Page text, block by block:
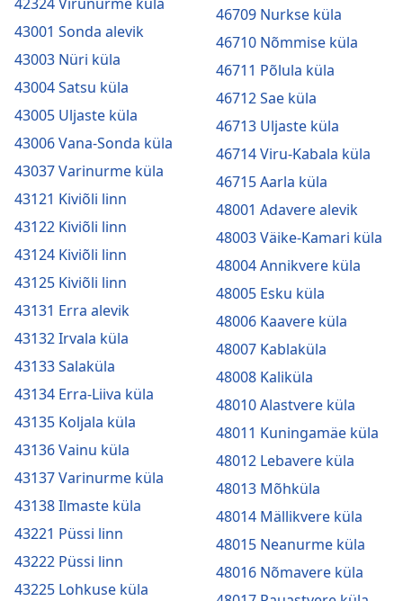
43001 Sonda alevik
43003 Nüri küla
43004 Satsu küla
43005 Uljaste küla
43006 Vana-Sonda küla
43037 Varinurme küla
43121 Kiviõli linn
43122 Kiviõli linn
43124 Kiviõli linn
43125 Kiviõli linn
43131 Erra alevik
43132 Irvala küla
43133 Salaküla
43134 Erra-Liiva küla
43135 Koljala küla
43136 Vainu küla
43137 Varinurme küla
43138 Ilmaste küla
43221 Püssi linn
43222 Püssi linn
43225 Lohkuse küla
46709 Nurkse küla
46710 Nõmmise küla
46711 Põlula küla
46712 Sae küla
46713 Uljaste küla
46714 Viru-Kabala küla
46715 Aarla küla
48001 Adavere alevik
48003 Väike-Kamari küla
48004 Annikvere küla
48005 Esku küla
48006 Kaavere küla
48007 Kablaküla
48008 Kaliküla
48010 Alastvere küla
48011 Kuningamäe küla
48012 Lebavere küla
48013 Mõhküla
48014 Mällikvere küla
48015 Neanurme küla
48016 Nõmavere küla